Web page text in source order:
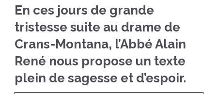
En ces jours de grande
tristesse suite au drame de
Crans-Montana, l’Abbé Alain
René nous propose un texte
plein de sagesse et d’espoir.